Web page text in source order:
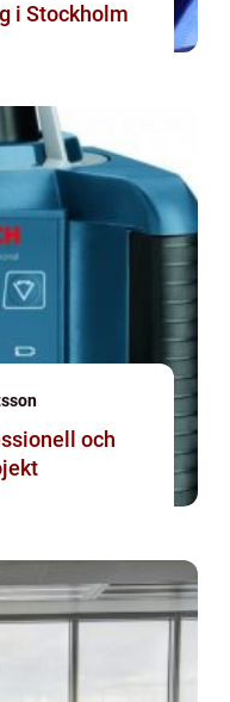
i Stockholm
och